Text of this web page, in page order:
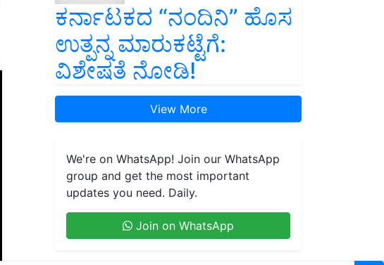
ಕರ್ನಾಟಕದ “ನಂದಿನಿ” ಹೊಸ
ಉತ್ಪನ್ನ ಮಾರುಕಟ್ಟೆಗೆ:
ವಿಶೇಷತೆ ನೋಡಿ!
View More
We're on WhatsApp! Join our WhatsApp
group and get the most important
updates you need. Daily.
Join on WhatsApp